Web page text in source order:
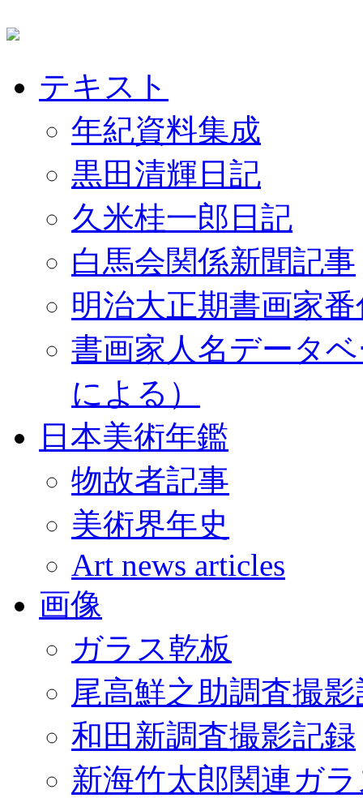
テキスト
年紀資料集成
黒田清輝日記
久米桂一郎日記
白馬会関係新聞記事
明治大正期書画家
書画家人名データ
による）
日本美術年鑑
物故者記事
美術界年史
Art news articles
画像
ガラス乾板
尾高鮮之助調査撮
和田新調査撮影記録
新海竹太郎関連ガ